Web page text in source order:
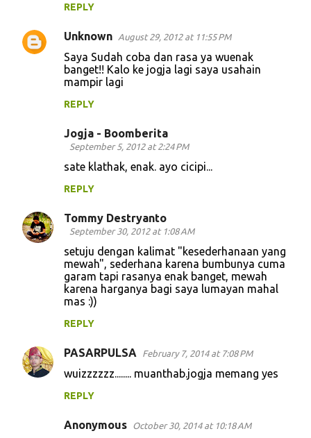
REPLY
Unknown August 29, 2012 at 11:55 PM
Saya Sudah coba dan rasa ya wuenak
banget!! Kalo ke jogja lagi saya usahain
mampir lagi
REPLY
Jogja - Boomberita
September 5, 2012 at 2:24 PM
sate klathak, enak. ayo cicipi...
REPLY
Tommy Destryanto
September 30, 2012 at 1:08 AM
setuju dengan kalimat "kesederhanaan yang
mewah", sederhana karena bumbunya cuma
garam tapi rasanya enak banget, mewah
karena harganya bagi saya lumayan mahal
mas :))
REPLY
PASARPULSA February 7, 2014 at 7:08 PM
wuizzzzzz........ muanthab.jogja memang yes
REPLY
Anonymous October 30, 2014 at 10:18 AM